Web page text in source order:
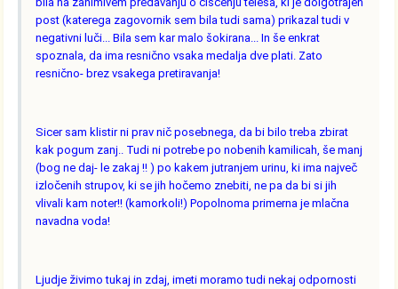
post (katerega zagovornik sem bila tudi sama) prikazal tudi v
negativni luči... Bila sem kar malo šokirana... In še enkrat
spoznala, da ima resnično vsaka medalja dve plati. Zato
resnično- brez vsakega pretiravanja!
Sicer sam klistir ni prav nič posebnega, da bi bilo treba zbirat
kak pogum zanj.. Tudi ni potrebe po nobenih kamilicah, še manj
(bog ne daj- le zakaj !! ) po kakem jutranjem urinu, ki ima največ
izločenih strupov, ki se jih hočemo znebiti, ne pa da bi si jih
vlivali kam noter!! (kamorkoli!) Popolnoma primerna je mlačna
navadna voda!
Ljudje živimo tukaj in zdaj, imeti moramo tudi nekaj odpornosti